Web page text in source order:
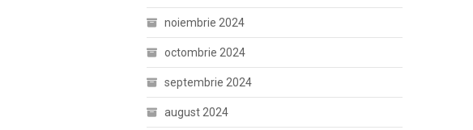
noiembrie 2024
octombrie 2024
septembrie 2024
august 2024